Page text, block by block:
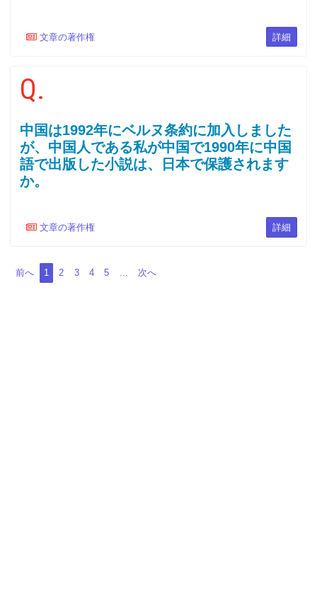
文章の著作権 詳細
Q.
中国は1992年にベルヌ条約に加入しました
が、中国人である私が中国で1990年に中国
語で出版した小説は、日本で保護されます
か。
文章の著作権 詳細
前へ 1 2 3 4 5 次へ